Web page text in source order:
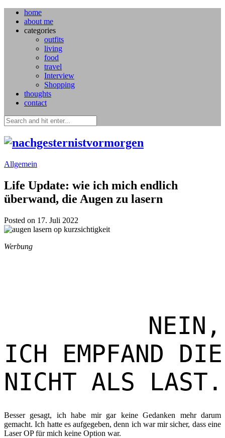
home
about me
categories
outfits
living
food
travel
Interview
Shopping
thoughts
contact
Allgemein
Life Update: wie ich mich endlich
überwand, die Augen zu lasern
Posted on 17. Juli 2022
Werbung
NEIN,
ICH EMPFAND
NICHT ALS LAST.
Besser gesagt, ich habe mir gar keine Gedanken mehr darum
gemacht. Ich hatte es aufgegeben, denn ich war mir sicher, dass eine
Laser OP für mich keine Option war.